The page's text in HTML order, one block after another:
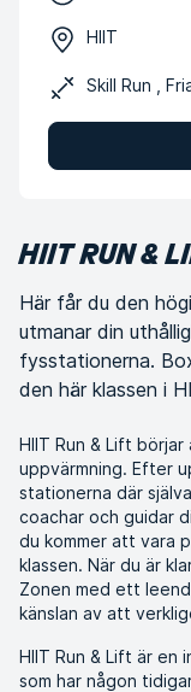
HIIT
Skill Run ,
HIIT RUN &
Här får du den
utmanar din
fysstationerna.
den här klassen i
HIIT Run & Lift
uppvärmning. Efter
stationerna där
coachar och guidar
du kommer att vara
klassen. När du är
Zonen med ett
känslan av att
HIIT Run & Lift är en
som har någon